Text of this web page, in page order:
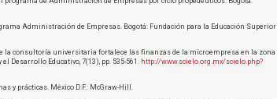
Administración de Empresas. Bogotá: Fundación para la Educación Superior
la consultoría universitaria fortalece las finanzas de la microempresa en la zona
Desarrollo Educativo, 7(13), pp. 535-561. http://www.scielo.org.mx/scielo.php?
y prácticas. México D.F.: McGraw-Hill.